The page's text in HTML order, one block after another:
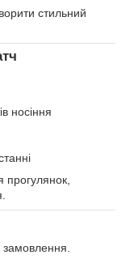
стильний
носіння